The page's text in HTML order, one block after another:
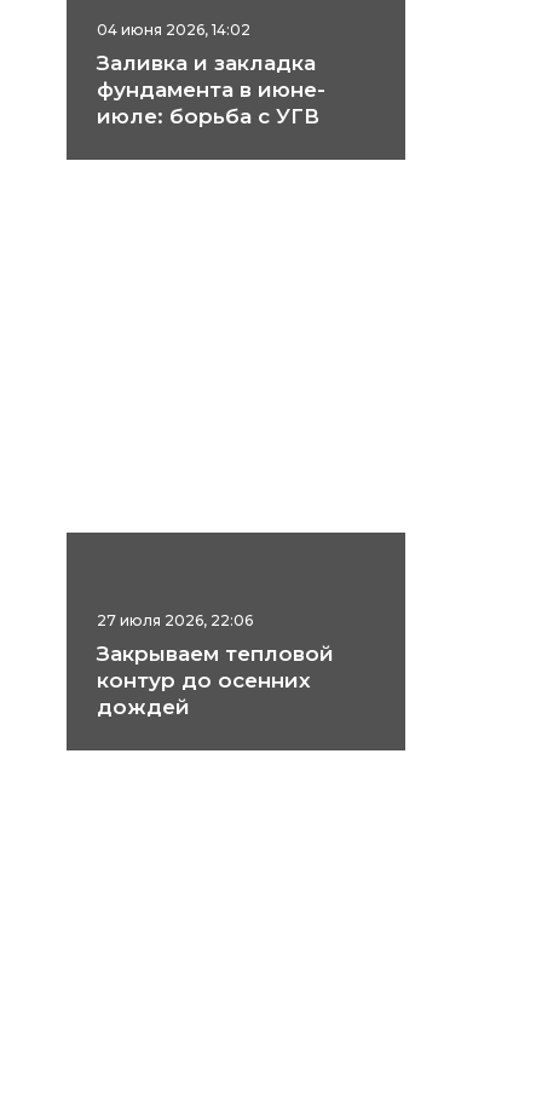
04 июня 2026, 14:02
Заливка и закладка
фундамента в июне-
июле: борьба с УГВ
27 июля 2026, 22:06
Закрываем тепловой
контур до осенних
дождей